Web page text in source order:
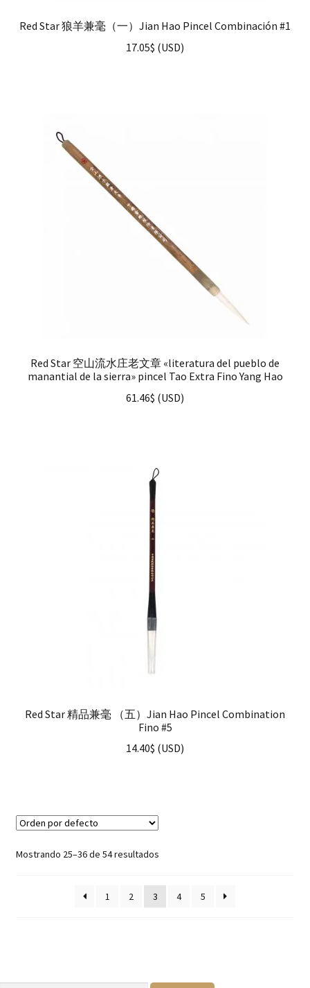
Red Star 狼羊兼毫（一）Jian Hao Pincel Combinación #1
17.05$ (USD)
Red Star 空山流水庄老文章 «literatura del pueblo de
manantial de la sierra» pincel Tao Extra Fino Yang Hao
61.46$ (USD)
Red Star 精品兼毫 （五）Jian Hao Pincel Combination
Fino #5
14.40$ (USD)
Mostrando 25–36 de 54 resultados
1 2 3 4 5